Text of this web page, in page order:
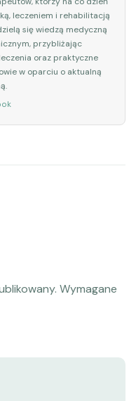
leczeniem i rehabilitacją
się wiedzą medyczną
przybliżając
oraz praktyczne
w oparciu o aktualną
Wymagane